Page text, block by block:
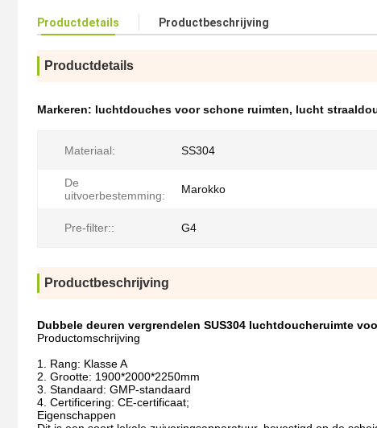
Productdetails Productbeschrijving
Productdetails
Markeren: luchtdouches voor schone ruimten, lucht
Materiaal: SS304
De
uitvoerbestemming:
Marokko
Pre-filter:: G4
Productbeschrijving
Dubbele deuren vergrendelen SUS304 luchtdoucheruimte
Productomschrijving
1. Rang: Klasse A
2. Grootte: 1900*2000*2250mm
3. Standaard: GMP-standaard
4. Certificering: CE-certificaat;
Eigenschappen